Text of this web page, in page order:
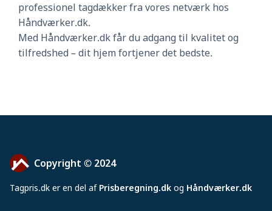
professionel tagdækker fra vores netværk hos
Håndværker.dk.
Med Håndværker.dk får du adgang til kvalitet og
tilfredshed – dit hjem fortjener det bedste.
Copyright © 2024
Tagpris.dk er en del af Prisberegning.dk og Håndværker.dk